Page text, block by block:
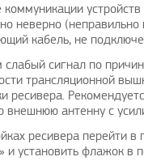
коммуникации
неверно (неправильно
кабель, не
сигнал по
трансляционной
ресивера.
внешнюю антенну с
ресивера перейти в
и установить флажок в